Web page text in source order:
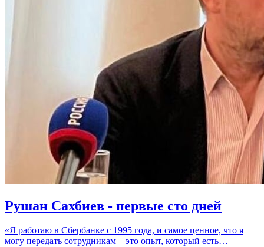
Рушан Сахбиев - первые сто дней
«Я работаю в Сбербанке с 1995 года, и самое ценное, что я
могу передать сотрудникам – это опыт, который есть…